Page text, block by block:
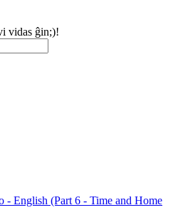
vidas ĝin;)!
- English (Part 6 - Time and Home